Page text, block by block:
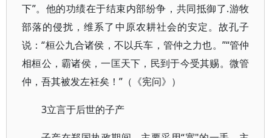
下”。他的功绩在于结束内部纷争，共同抵御了.游牧
部落的侵扰，维系了中原农耕社会的安定。故孔子
说：“桓公九合诸侯，不以兵车，管仲之力也。”“管仲
相桓公，霸诸侯，一匡天下，民到于今受其赐。微管
仲，吾其被发左衽矣！”（《宪问》）
3立言于后世的子产